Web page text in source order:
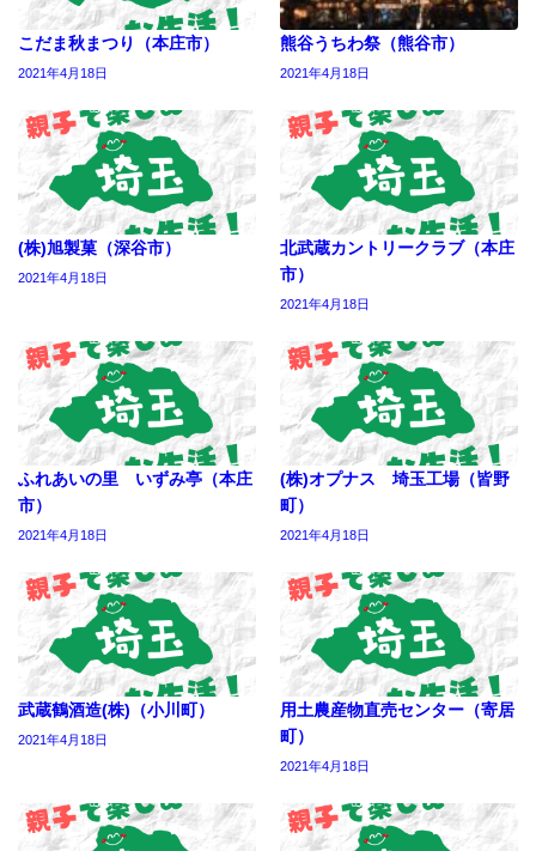
こだま秋まつり（本庄市）
2021年4月18日
熊谷うちわ祭（熊谷市）
2021年4月18日
(株)旭製菓（深谷市）
2021年4月18日
北武蔵カントリークラブ（本庄
市）
2021年4月18日
ふれあいの里 いずみ亭（本庄
市）
2021年4月18日
(株)オプナス 埼玉工場（皆野
町）
2021年4月18日
武蔵鶴酒造(株)（小川町）
2021年4月18日
用土農産物直売センター（寄居
町）
2021年4月18日